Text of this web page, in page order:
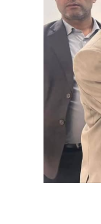
المركزي
يوقف
التعامل
مع
منشأة
صرافة